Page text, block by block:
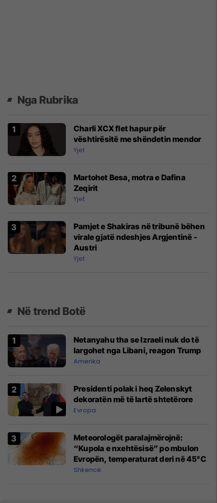
Nga Rubrika
Charli XCX flet hapur për
vështirësitë me shëndetin mendor
Yjet
Martohet Besa, motra e Dafina
Zeqirit
Yjet
Pamjet e Shakiras në tribunë bëhen
virale gjatë ndeshjes Argjentinë -
Austri
Yjet
Në trend Botë
Netanyahu tha se Izraeli nuk do të
largohet nga Libani, reagon Trump
Amerika
Presidenti polak i heq Zelenskyt
dekoratën më të lartë shtetërore
Evropa
Meteorologët paralajmërojnë:
“Kupola e nxehtësisë” po mbulon
Evropën, temperaturat deri në 45°C
Shkencë